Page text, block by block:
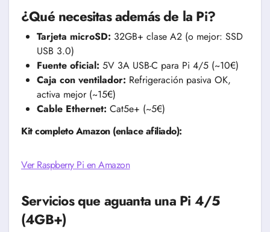
¿Qué necesitas además de la Pi?
Tarjeta microSD: 32GB+ clase A2 (o mejor: SSD
USB 3.0)
Fuente oficial: 5V 3A USB-C para Pi 4/5 (~10€)
Caja con ventilador: Refrigeración pasiva OK,
activa mejor (~15€)
Cable Ethernet: Cat5e+ (~5€)
Kit completo Amazon (enlace afiliado):
Ver Raspberry Pi en Amazon
Servicios que aguanta una Pi 4/5
(4GB+)